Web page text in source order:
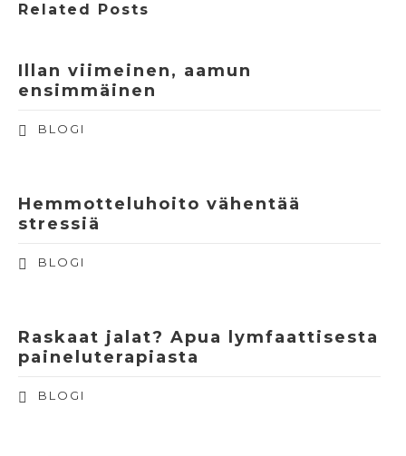
Related Posts
Illan viimeinen, aamun
ensimmäinen
BLOGI
Hemmotteluhoito vähentää
stressiä
BLOGI
Raskaat jalat? Apua lymfaattisesta
paineluterapiasta
BLOGI